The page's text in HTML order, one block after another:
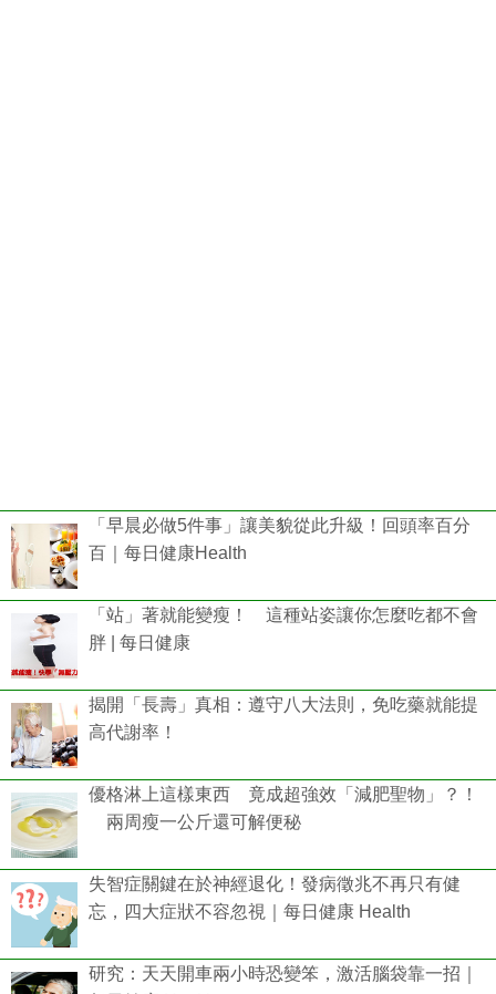
「早晨必做5件事」讓美貌從此升級！回頭率百分
百｜每日健康Health
「站」著就能變瘦！ 這種站姿讓你怎麼吃都不會
胖 | 每日健康
揭開「長壽」真相：遵守八大法則，免吃藥就能提
高代謝率！
優格淋上這樣東西 竟成超強效「減肥聖物」？！
兩周瘦一公斤還可解便秘
失智症關鍵在於神經退化！發病徵兆不再只有健
忘，四大症狀不容忽視｜每日健康 Health
研究：天天開車兩小時恐變笨，激活腦袋靠一招｜